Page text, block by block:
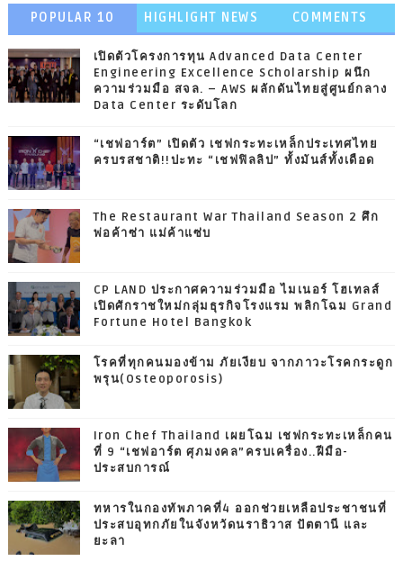
POPULAR 10 HIGHLIGHT NEWS COMMENTS
เปิดตัวโครงการทุน Advanced Data Center
Engineering Excellence Scholarship ผนึก
ความร่วมมือ สจล. – AWS ผลักดันไทยสู่ศูนย์กลาง
Data Center ระดับโลก
“เชฟอาร์ต” เปิดตัว เชฟกระทะเหล็กประเทศไทย
ครบรสชาติ!!ปะทะ “เชฟฟิลลิป” ทั้งมันส์ทั้งเดือด
The Restaurant War Thailand Season 2 ศึก
พ่อค้าซ่า แม่ค้าแซ่บ
CP LAND ประกาศความร่วมมือ ไมเนอร์ โฮเทลส์
เปิดศักราชใหม่กลุ่มธุรกิจโรงแรม พลิกโฉม Grand
Fortune Hotel Bangkok
โรคที่ทุกคนมองข้าม ภัยเงียบ จากภาวะโรคกระดูก
พรุน(Osteoporosis)
Iron Chef Thailand เผยโฉม เชฟกระทะเหล็กคน
ที่ 9 “เชฟอาร์ต ศุภมงคล”ครบเครื่อง..ฝีมือ-
ประสบการณ์
ทหารในกองทัพภาคที่4 ออกช่วยเหลือประชาชนที่
ประสบอุทกภัยในจังหวัดนราธิวาส ปัตตานี และ
ยะลา